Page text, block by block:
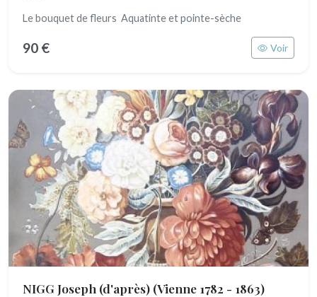
Le bouquet de fleurs Aquatinte et pointe-sèche
90 € Voir
NIGG Joseph (d'après) (Vienne 1782 - 1863)